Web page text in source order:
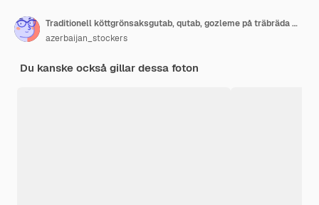
Traditionell köttgrönsaksgutab, qutab, gozleme på träbräda med sumakh, yoghurt
azerbaijan_stockers
Du kanske också gillar dessa foton